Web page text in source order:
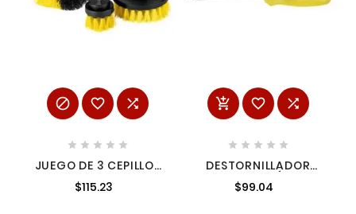
  
    
JUEGO DE 3 CEPILLOS
TALADRO PRETUL
$115.23
  
    
DESTORNILLADOR
CON MANGO ÁMBAR,
PUNTA PLANA BARRA
$99.04